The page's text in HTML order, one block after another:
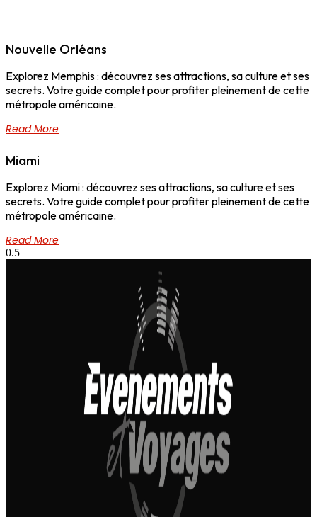
Nouvelle Orléans
Explorez Memphis : découvrez ses attractions, sa culture et ses
secrets. Votre guide complet pour profiter pleinement de cette
métropole américaine.
Read More
Miami
Explorez Miami : découvrez ses attractions, sa culture et ses
secrets. Votre guide complet pour profiter pleinement de cette
métropole américaine.
Read More